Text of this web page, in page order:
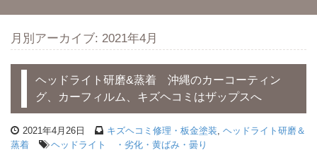
月別アーカイブ: 2021年4月
ヘッドライト研磨&蒸着 沖縄のカーコーティン
グ、カーフィルム、キズヘコミはザップスへ
2021年4月26日 キズヘコミ修理・板金塗装 ヘッドライト研磨＆
蒸着
ヘッドライト ・劣化・黄ばみ・曇り